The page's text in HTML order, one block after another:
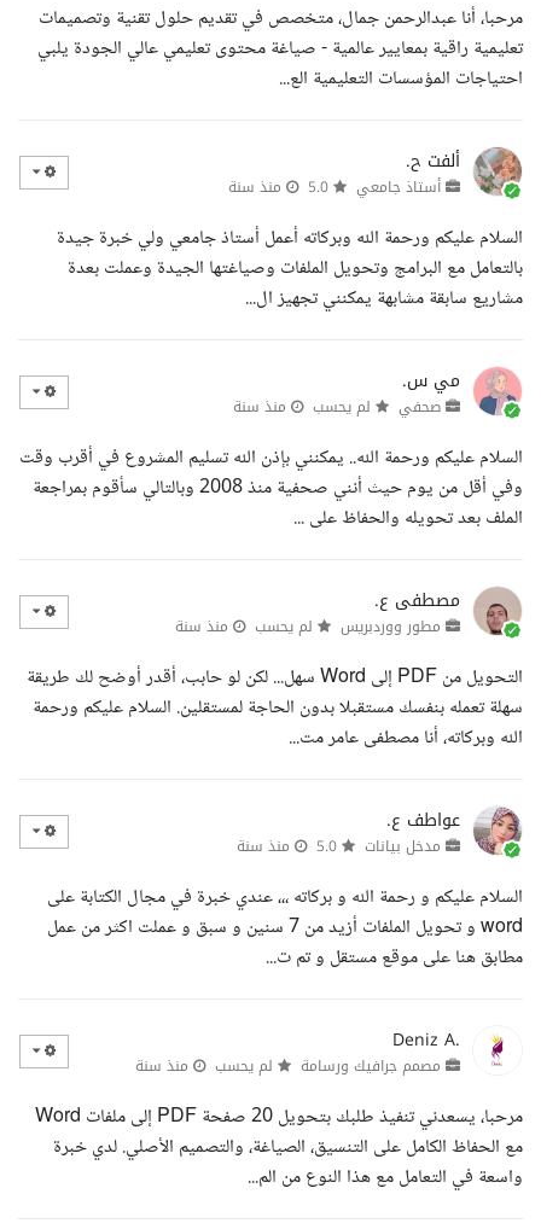
مرحبا، أنا عبدالرحمن جمال، متخصص في تقديم حلول تقنية وتصميمات
تعليمية راقية بمعايير عالمية - صياغة محتوى تعليمي عالي الجودة يلبي
احتياجات المؤسسات التعليمية الع...
ألفت ح.
أستاذ جامعي منذ سنة
السلام عليكم ورحمة الله وبركاته أعمل أستاذ جامعي ولي خبرة جيدة
بالتعامل مع البرامج وتحويل الملفات وصياغتها الجيدة وعملت بعدة
مشاريع سابقة مشابهة يمكنني تجهيز ال...
مي س.
صحفي لم يحسب منذ سنة
السلام عليكم ورحمة الله.. يمكنني بإذن الله تسليم المشروع في أقرب وقت
وفي أقل من يوم حيث أنني صحفية منذ 2008 وبالتالي سأقوم بمراجعة
الملف بعد تحويله والحفاظ على ...
مصطفى ع.
مطور ووردبريس لم يحسب منذ سنة
التحويل من PDF إلى Word سهل... لكن لو حابب، أقدر أوضح لك طريقة
سهلة تعمله بنفسك مستقبلا بدون الحاجة لمستقلين. السلام عليكم ورحمة
الله وبركاته، أنا مصطفى عامر مت...
عواطف ع.
مدخل بيانات منذ سنة
السلام عليكم و رحمة الله و بركاته ،،، عندي خبرة في مجال الكتابة على
word و تحويل الملفات أزيد من 7 سنين و سبق و عملت اكثر من عمل
مطابق هنا على موقع مستقل و تم ت...
Deniz A.
مصمم جرافيك ورسامة لم يحسب منذ سنة
مرحبا، يسعدني تنفيذ طلبك بتحويل 20 صفحة PDF إلى ملفات Word
مع الحفاظ الكامل على التنسيق، الصياغة، والتصميم الأصلي. لدي خبرة
واسعة في التعامل مع هذا النوع من الم...